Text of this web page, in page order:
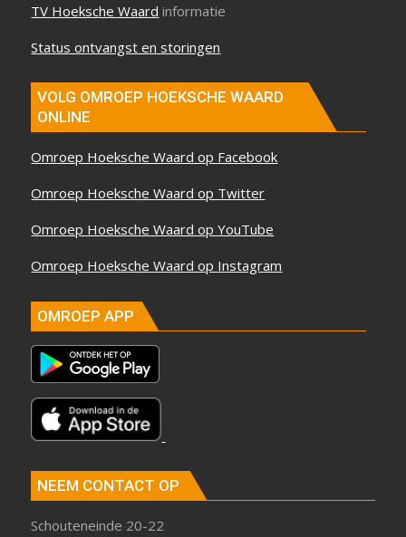
TV Hoeksche Waard informatie
Status ontvangst en storingen
VOLG OMROEP HOEKSCHE WAARD
ONLINE
Omroep Hoeksche Waard op Facebook
Omroep Hoeksche Waard op Twitter
Omroep Hoeksche Waard op YouTube
Omroep Hoeksche Waard op Instagram
OMROEP APP
NEEM CONTACT OP
Schouteneinde 20-22